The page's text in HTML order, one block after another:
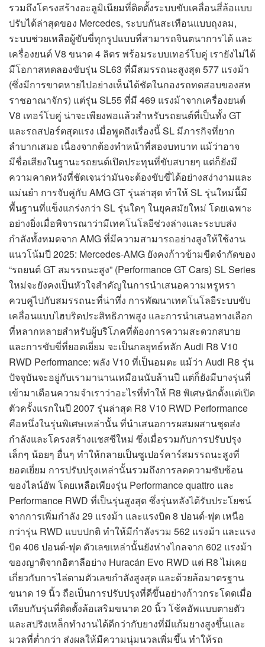
รวมถึงโครงสร้างอะลูมิเนียมที่ติดตั้งระบบขับเคลื่อนสี่ล้อแบบ
ปรับได้ล่าสุดของ Mercedes, ระบบกันสะเทือนแบบถุงลม,
ระบบช่วยเหลือผู้ขับขี่ทุกรูปแบบที่สามารถจินตนาการได้ และ
เครื่องยนต์ V8 ขนาด 4 ลิตร พร้อมระบบเทอร์โบคู่ เรายังไม่ได้
มีโอกาสทดลองขับรุ่น SL63 ที่มีสมรรถนะสูงสุด 577 แรงม้า
(ซึ่งมีการขาดหายไปอย่างเห็นได้ชัดในกองรถทดสอบของสห
ราชอาณาจักร) แต่รุ่น SL55 ที่มี 469 แรงม้าจากเครื่องยนต์
V8 เทอร์โบคู่ น่าจะเพียงพอแล้วสำหรับรถยนต์ที่เป็นทั้ง GT
และรถสปอร์ตสุดแรง เมื่อพูดถึงเรื่องนี้ SL มีภารกิจที่ยาก
ลำบากเสมอ เนื่องจากต้องทำหน้าที่สองบทบาท แม้ว่าอาจ
มีชื่อเสียงในฐานะรถยนต์เปิดประทุนที่ขับสบายๆ แต่ก็ยังมี
ความคาดหวังที่ชัดเจนว่ามันจะต้องขับขี่ได้อย่างสง่างามและ
แม่นยำ การจับคู่กับ AMG GT รุ่นล่าสุด ทำให้ SL รุ่นใหม่นี้มี
พื้นฐานที่แข็งแกร่งกว่า SL รุ่นใดๆ ในยุคสมัยใหม่ โดยเฉพาะ
อย่างยิ่งเมื่อพิจารณาว่ามีเทคโนโลยีช่วงล่างและระบบส่ง
กำลังทั้งหมดจาก AMG ที่มีความสามารถอย่างสูงให้ใช้งาน
แนวโน้มปี 2025: Mercedes-AMG ยังคงก้าวข้ามขีดจำกัดของ
“รถยนต์ GT สมรรถนะสูง” (Performance GT Cars) SL Series
ใหม่จะยังคงเป็นหัวใจสำคัญในการนำเสนอความหรูหรา
ควบคู่ไปกับสมรรถนะที่น่าทึ่ง การพัฒนาเทคโนโลยีระบบขับ
เคลื่อนแบบไฮบริดประสิทธิภาพสูง และการนำเสนอทางเลือก
ที่หลากหลายสำหรับผู้บริโภคที่ต้องการความสะดวกสบาย
และการขับขี่ที่ยอดเยี่ยม จะเป็นกลยุทธ์หลัก Audi R8 V10
RWD Performance: พลัง V10 ที่เป็นอมตะ แม้ว่า Audi R8 รุ่น
ปัจจุบันจะอยู่กับเรามานานเหมือนนับล้านปี แต่ก็ยังมีบางรุ่นที่
เข้ามาเตือนความจำเราว่าอะไรที่ทำให้ R8 พิเศษนักตั้งแต่เปิด
ตัวครั้งแรกในปี 2007 รุ่นล่าสุด R8 V10 RWD Performance
คือหนึ่งในรุ่นพิเศษเหล่านั้น ที่นำเสนอการผสมผสานชุดส่ง
กำลังและโครงสร้างแชสซีใหม่ ซึ่งเมื่อรวมกับการปรับปรุง
เล็กๆ น้อยๆ อื่นๆ ทำให้กลายเป็นซูเปอร์คาร์สมรรถนะสูงที่
ยอดเยี่ยม การปรับปรุงเหล่านั้นรวมถึงการลดความซับซ้อน
ของไลน์อัพ โดยเหลือเพียงรุ่น Performance quattro และ
Performance RWD ที่เป็นรุ่นสูงสุด ซึ่งรุ่นหลังได้รับประโยชน์
จากการเพิ่มกำลัง 29 แรงม้า และแรงบิด 8 ปอนด์-ฟุต เหนือ
กว่ารุ่น RWD แบบปกติ ทำให้มีกำลังรวม 562 แรงม้า และแรง
บิด 406 ปอนด์-ฟุต ตัวเลขเหล่านั้นยังห่างไกลจาก 602 แรงม้า
ของญาติจากอิตาลีอย่าง Huracán Evo RWD แต่ R8 ไม่เคย
เกี่ยวกับการไล่ตามตัวเลขกำลังสูงสุด และด้วยล้อมาตรฐาน
ขนาด 19 นิ้ว ถือเป็นการปรับปรุงที่ดีขึ้นอย่างก้าวกระโดดเมื่อ
เทียบกับรุ่นที่ติดตั้งล้อเสริมขนาด 20 นิ้ว โช้คอัพแบบตายตัว
และสปริงเหล็กทำงานได้ดีกว่ากับยางที่มีแก้มยางสูงขึ้นและ
มวลที่ต่ำกว่า ส่งผลให้มีความนุ่มนวลเพิ่มขึ้น ทำให้รถ